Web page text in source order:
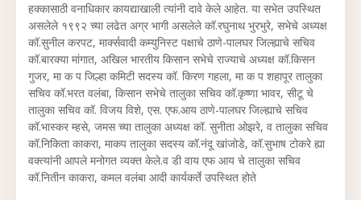
हक्कासाठी वनाधिकार कायद्याखाली त्यांनी दावे केले आहेत. या सभेत उपस्थित
असलेले १९९२ च्या लढेत अग्र भागी असलेले कॉ.रघुनाथ भुरभुरे, सभेचे अध्यक्ष
कॉ.सुनील करपट, मार्क्सवादी कम्युनिस्ट पक्षाचे ठाणे-पालघर जिल्ह्याचे सचिव
कॉ.बारक्या मांगात, अखिल भारतीय किसान सभेचे राज्याचे अध्यक्ष कॉ.किसन
गुजर, मा क प जिल्हा कमिटी सदस्य कॉ. किरण गहला, मा क प शहापूर तालुका
सचिव कॉ.भरत वलंबा, किसान सभेचे तालुका सचिव कॉ.कृष्णा भावर, सीटू चे
तालुका सचिव कॉ. विजय विशे, एस. एफ.आय ठाणे-पालघर जिल्ह्याचे सचिव
कॉ.भास्कर म्हसे, जमस च्या तालुका अध्यक्ष कॉ. सुनीता ओझरे, व तालुका सचिव
कॉ.निकिता काकरा, माकप तालुका सदस्य कॉ.नंदू खांजोडे, कॉ.सुभाष टोकरे ह्या
वक्त्यांनी आपले मनोगत व्यक्त केले.व डी वाय एफ आय चे तालुका सचिव
कॉ.नितीन काकरा, कमल वलंबा आदी कार्यकर्ते उपस्थित होते